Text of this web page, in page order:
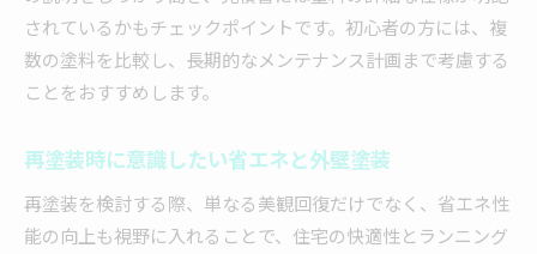
されているかもチェックポイントです。初心者の方には、複
数の塗料を比較し、長期的なメンテナンス計画まで考慮する
ことをおすすめします。
再塗装時に意識したい省エネと外壁塗装
再塗装を検討する際、単なる美観回復だけでなく、省エネ性
能の向上も視野に入れることで、住宅の快適性とランニング